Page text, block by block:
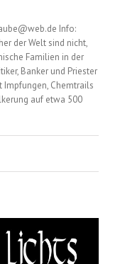
Info:
der Welt sind nicht,
Familien in der
Banker und Priester
Impfungen, Chemtrails
auf etwa 500